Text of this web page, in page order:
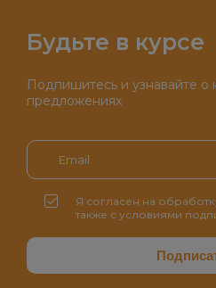
Будьте в курсе
Подпишитесь и узнавайте о
предложениях
Я согласен на
также с условиями